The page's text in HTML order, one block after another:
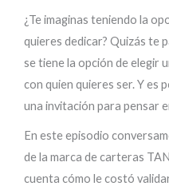
¿Te imaginas teniendo la
quieres dedicar? Quizás te
se tiene la opción de elegir
con quien quieres ser. Y es
una invitación para pensar
En este episodio
de la marca de carteras
cuenta cómo le costó